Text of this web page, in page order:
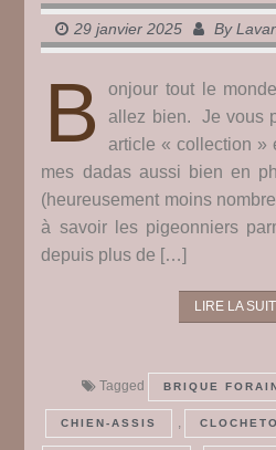
29 janvier 2025 By
B
onjour tout le
allez bien. Je vous
article « collection »
mes dadas aussi bien en
(heureusement moins
à savoir les pigeonniers
depuis plus de […]
LIRE LA
Tagged BRIQUE
CHIEN-ASSIS ,